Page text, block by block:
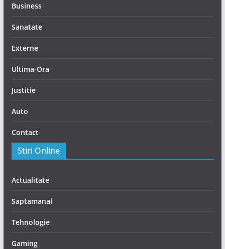
Business
Sanatate
Externe
Ultima-Ora
Justitie
Auto
Contact
Stiri Online
Actualitate
Saptamanal
Tehnologie
Gaming